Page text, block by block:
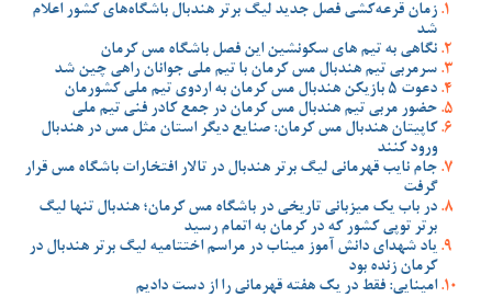
زمان قرعه‌کشی فصل جدید لیگ برتر هندبال باشگاه‌های کشور اعلام
شد
نگاهی به تیم های سکونشین این فصل باشگاه مس کرمان
سرمربی تیم هندبال مس کرمان با تیم ملی جوانان راهی چین شد
دعوت 5 بازیکن هندبال مس کرمان به اردوی تیم ملی کشورمان
حضور مربی تیم هندبال مس کرمان در جمع کادر فنی تیم ملی
کاپیتان هندبال مس کرمان: صنایع دیگر استان مثل مس در هندبال
ورود کنند
جام نایب قهرمانی لیگ برتر هندبال در تالار افتخارات باشگاه مس قرار
گرفت
در باب یک میزبانی تاریخی در باشگاه مس کرمان؛ هندبال تنها لیگ
برتر توپی کشور که در کرمان به اتمام رسید
یاد شهدای دانش آموز میناب در مراسم اختتامیه لیگ برتر هندبال در
کرمان زنده بود
امینایی: فقط در یک هفته قهرمانی را از دست دادیم